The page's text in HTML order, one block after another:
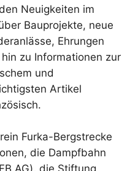
Neuigkeiten im
Bauprojekte, neue
Ehrungen
zu Informationen zur
und
Artikel
Furka-Bergstrecke
die Dampfbahn
AG), die Stiftung